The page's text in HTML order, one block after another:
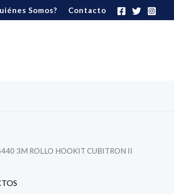
Somos? Contacto
3M ROLLO HOOKIT CUBITRON II